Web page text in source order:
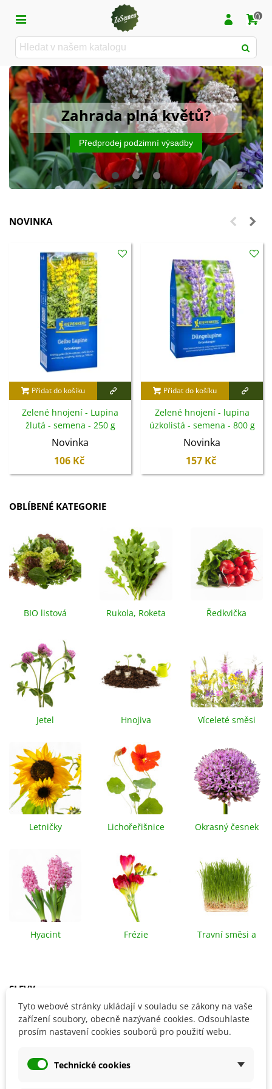
0
Zahrada plná květů?
Předprodej podzimní výsadby
NOVINKA
Přidat do košíku
Zelené hnojení - Lupina
žlutá - semena - 250 g
Novinka
106 Kč
Přidat do košíku
Zelené hnojení - lupina
úzkolistá - semena - 800 g
Novinka
157 Kč
OBLÍBENÉ KATEGORIE
BIO listová
Rukola, Roketa Ředkvička
Jetel Hnojiva Víceleté směsi
Letničky Lichořeřišnice Okrasný česnek
Hyacint Frézie
Travní směsi a
SLEVY
Sleva Sleva
Tyto webové stránky ukládají v souladu se zákony na vaše
zařízení soubory, obecně nazývané cookies. Odsouhlaste
prosím nastavení cookies souborů pro použití webu.
Technické cookies